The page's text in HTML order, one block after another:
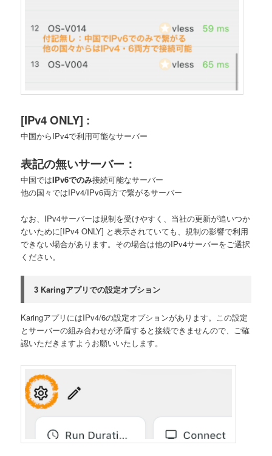
[IPv4 ONLY] :
中国からIPv4で利用可能なサーバー
表記の無いサーバー：
中国ではIPv6でのみ接続可能なサーバー
他の国々ではIPv4/IPv6両方で繋がるサーバー
なお、IPv4サーバーは規制を受けやすく、当社の更新が追いつか
ないために[IPv4 ONLY] と表示されていても、規制の影響で利用
できない場合があります。その場合は他のIPv4サーバーをご選択
ください。
3 Karingアプリでの設定オプション
KaringアプリにはIPv4/6の設定オプションがあります。この設定
とサーバーの組み合わせが矛盾すると接続できませんので、ご確
認いただきますようお願いいたします。